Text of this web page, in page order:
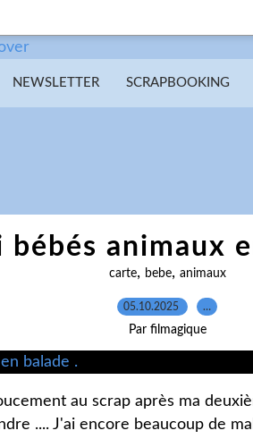
NEWSLETTER SCRAPBOOKING
bébés animaux
carte, bebe, animaux
05.10.2025 …
Par filmagique
au scrap après ma
.... J'ai encore beaucoup de